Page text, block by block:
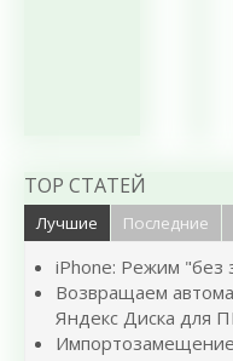
TOP СТАТЕЙ
Лучшие Последние
iPhone: Режим "без
Возвращаем
Яндекс Диска для